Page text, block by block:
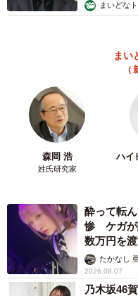
まいどな
まい
森岡 浩
姓氏研究家
ハイ
酔って転
惨 ケガが
数万円を
たかなし
2026.08.07
乃木坂46